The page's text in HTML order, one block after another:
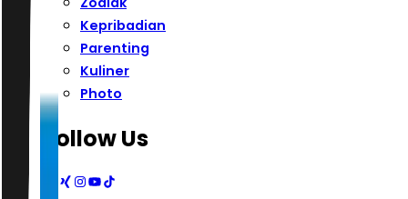
Kepribadian
Parenting
Kuliner
Photo
Follow Us